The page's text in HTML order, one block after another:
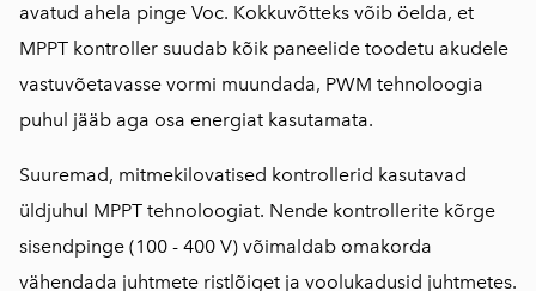
avatud ahela pinge Voc. Kokkuvõtteks võib öelda, et
MPPT kontroller suudab kõik paneelide toodetu akudele
vastuvõetavasse vormi muundada, PWM tehnoloogia
puhul jääb aga osa energiat kasutamata.
Suuremad, mitmekilovatised kontrollerid kasutavad
üldjuhul MPPT tehnoloogiat. Nende kontrollerite kõrge
sisendpinge (100 - 400 V) võimaldab omakorda
vähendada juhtmete ristlõiget ja voolukadusid juhtmetes.